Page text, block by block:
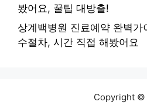
봤어요, 꿀팁 대방출!
상계백병원 진료예약 완벽
수절차, 시간 직접 해봤어요
Copyright ©